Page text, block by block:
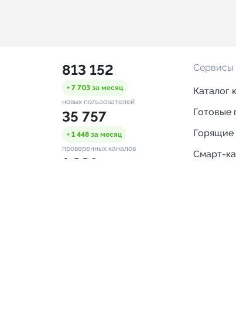
813 152
+ 7 703 за месяц
новых пользователей
35 757
+ 1 448 за месяц
проверенных каналов
1 328
Сервисы
Каталог
Готовые
Горящие
Смарт-